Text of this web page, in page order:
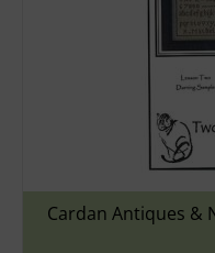
Cardan Antiques &